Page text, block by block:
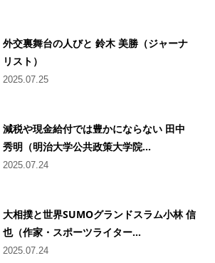
外交裏舞台の人びと 鈴木 美勝（ジャーナ
リスト）
2025.07.25
減税や現金給付では豊かにならない 田中
秀明（明治大学公共政策大学院...
2025.07.24
大相撲と世界SUMOグランドスラム小林 信
也（作家・スポーツライター...
2025.07.24